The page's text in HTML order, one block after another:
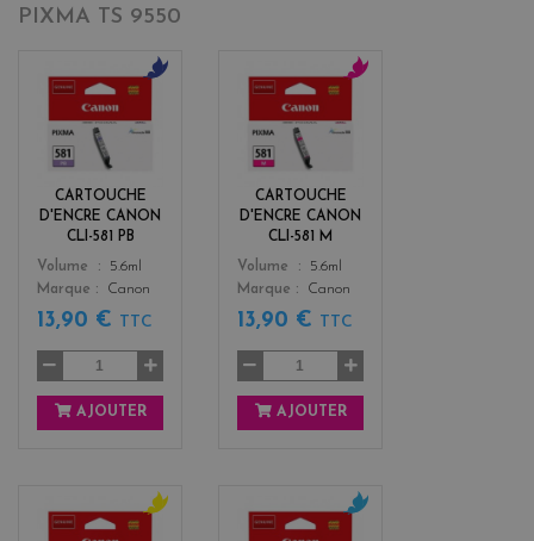
PIXMA TS 9550
CARTOUCHE
D'ENCRE CANON
CLI-581 PB
Color
l
Volume
5.6ml
Marque
Canon
13,90 € TTC
AJOUTER
CARTOUCHE
D'ENCRE CANON
CLI-581 M
Color
a
n
t
Volume
5.6ml
Marque
Canon
13,90 € TTC
AJOUTER